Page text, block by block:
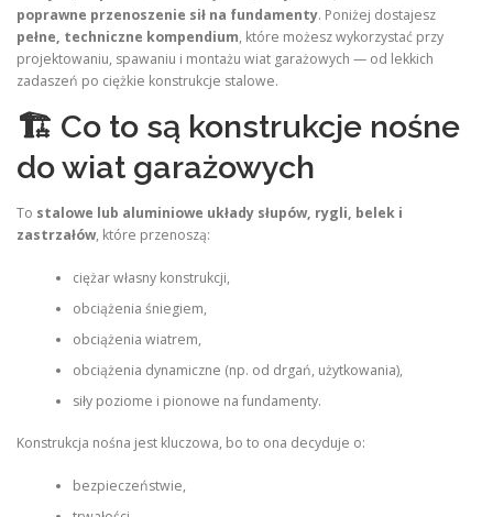
poprawne przenoszenie sił na fundamenty. Poniżej dostajesz
pełne, techniczne kompendium, które możesz wykorzystać przy
projektowaniu, spawaniu i montażu wiat garażowych — od lekkich
zadaszeń po ciężkie konstrukcje stalowe.
🏗 Co to są konstrukcje nośne
do wiat garażowych
To stalowe lub aluminiowe układy słupów, rygli, belek i
zastrzałów, które przenoszą:
ciężar własny konstrukcji,
obciążenia śniegiem,
obciążenia wiatrem,
obciążenia dynamiczne (np. od drgań, użytkowania),
siły poziome i pionowe na fundamenty.
Konstrukcja nośna jest kluczowa, bo to ona decyduje o:
bezpieczeństwie,